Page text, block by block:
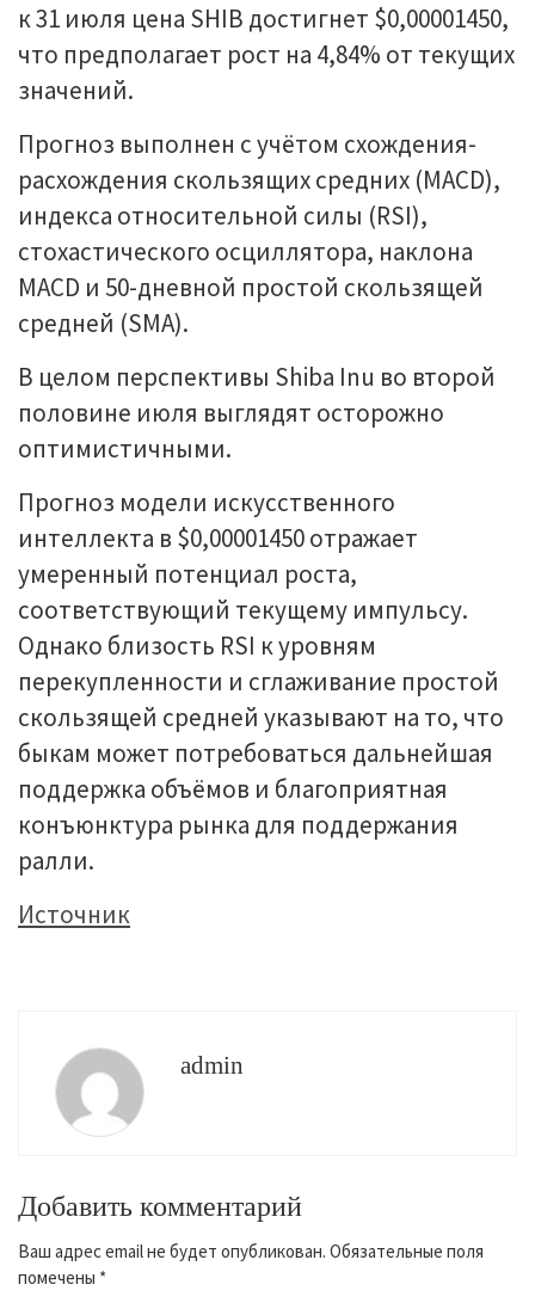
к 31 июля цена SHIB достигнет $0,00001450,
что предполагает рост на 4,84% от текущих
значений.
Прогноз выполнен с учётом схождения-
расхождения скользящих средних (MACD),
индекса относительной силы (RSI),
стохастического осциллятора, наклона
MACD и 50-дневной простой скользящей
средней (SMA).
В целом перспективы Shiba Inu во второй
половине июля выглядят осторожно
оптимистичными.
Прогноз модели искусственного
интеллекта в $0,00001450 отражает
умеренный потенциал роста,
соответствующий текущему импульсу.
Однако близость RSI к уровням
перекупленности и сглаживание простой
скользящей средней указывают на то, что
быкам может потребоваться дальнейшая
поддержка объёмов и благоприятная
конъюнктура рынка для поддержания
ралли.
Источник
admin
Добавить комментарий
Ваш адрес email не будет опубликован. Обязательные поля
помечены *